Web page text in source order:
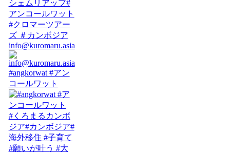
info@kuromaru.asia
#angkorwat #アン
コールワット
#くろまるカンボ
ジア#カンボジア#
海外移住 #子育て
#願いが叶う #大